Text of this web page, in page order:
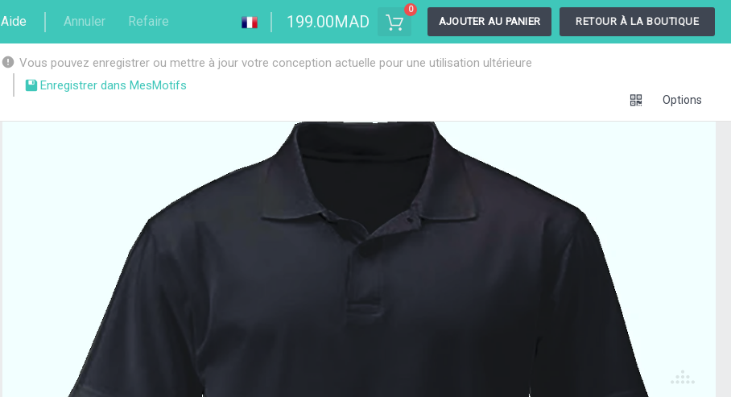
Aide Annuler Refaire 199.00MAD
0
AJOUTER AU PANIER RETOUR À LA BOUTIQUE
Vous pouvez enregistrer ou mettre à jour votre conception actuelle pour une utilisation ultérieure
Enregistrer dans MesMotifs
Options